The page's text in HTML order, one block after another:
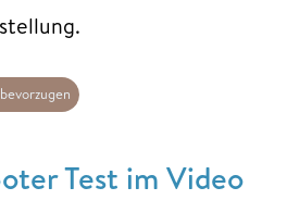
Test im Video